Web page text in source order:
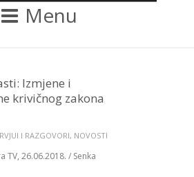
Menu
Izmjene i
krivičnog zakona
I RAZGOVORI, NOVOSTI
TV, 26.06.2018. / Senka